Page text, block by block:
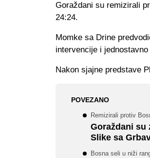
Goraždani su remizirali
24:24.
Momke sa Drine
intervencije i
Nakon sjajne predstave
POVEZANO
Remizirali protiv
Goraždani
Slike sa
Bosna seli u niži